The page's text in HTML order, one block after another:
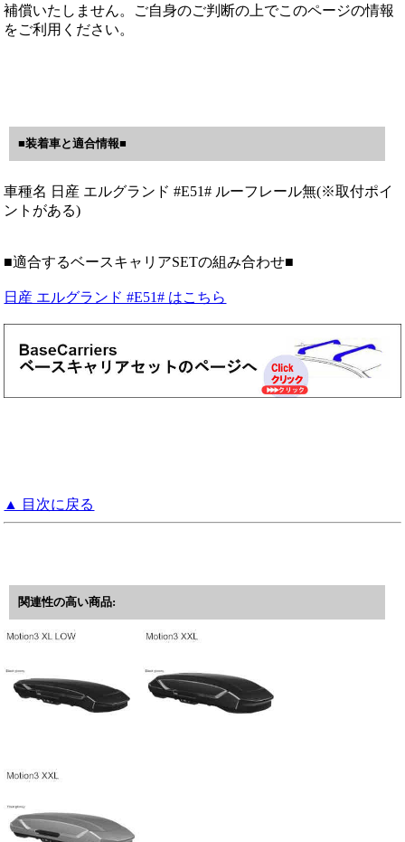
補償いたしません。ご自身のご判断の上でこのページの情報
をご利用ください。
■装着車と適合情報■
車種名 日産 エルグランド #E51# ルーフレール無(※取付ポイ
ントがある)
■適合するベースキャリアSETの組み合わせ■
日産 エルグランド #E51# はこちら
▲ 目次に戻る
関連性の高い商品: